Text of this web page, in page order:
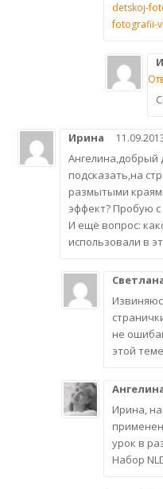
detskoj-
fotografii-
Ирина
Ангелина,добрый
подсказать,на
размытыми
эффект? Пробую
И ещё вопрос:
использовали в
не
этой
Ирина,
урок в
Набор